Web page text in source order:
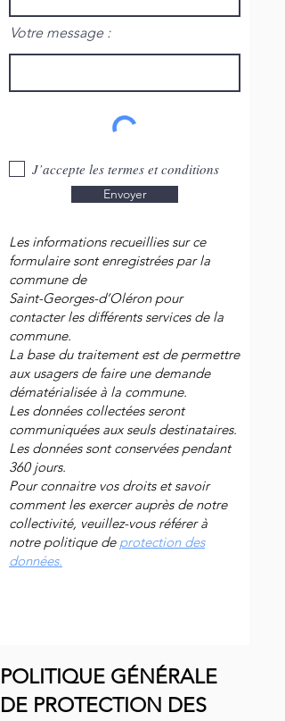
Votre message :
J’accepte les termes et conditions
Envoyer
Les informations recueillies sur ce
formulaire sont enregistrées par la
commune de
Saint-Georges-d’Oléron pour
contacter les différents services de la
commune.
La base du traitement est de permettre
aux usagers de faire une demande
dématérialisée à la commune.
Les données collectées seront
communiquées aux seuls destinataires.
Les données sont conservées pendant
360 jours.
Pour connaitre vos droits et savoir
comment les exercer auprès de notre
collectivité, veuillez-vous référer à
notre politique de protection des
données.
POLITIQUE GÉNÉRALE
DE PROTECTION DES